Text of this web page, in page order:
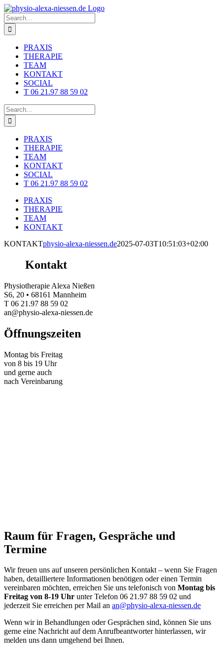
Skip
to
content
Search
for:
PRAXIS
THERAPIE
TEAM
KONTAKT
SOCIAL
T 06 21.97 88 59 02
Search
for:
PRAXIS
THERAPIE
TEAM
KONTAKT
SOCIAL
T 06 21.97 88 59 02
PRAXIS
THERAPIE
TEAM
KONTAKT
KONTAKTphysio-alexa-niessen.de2025-07-03T10:51:03+02:00
Kontakt
Physiotherapie Alexa Nießen
S6, 20 • 68161 Mannheim
T 06 21.97 88 59 02
an@physio-alexa-niessen.de
Öffnungszeiten
Montag bis Freitag
von 8 bis 19 Uhr
und gerne auch
nach Vereinbarung
Raum für Fragen, Gespräche und
Termine
Wir freuen uns auf unseren persönlichen Kontakt – wenn Sie Fragen
haben, detailliertere Informationen benötigen oder einen Termin
vereinbaren möchten, erreichen Sie uns telefonisch von Montag bis
Freitag von 8-19 Uhr unter Telefon 06 21.97 88 59 02 und
jederzeit Sie erreichen per Mail an an@physio-alexa-niessen.de
Wenn wir in Behandlungen oder Gesprächen sind, können Sie uns
gerne eine Nachricht auf dem Anrufbeantworter hinterlassen, wir
melden uns dann umgehend bei Ihnen.